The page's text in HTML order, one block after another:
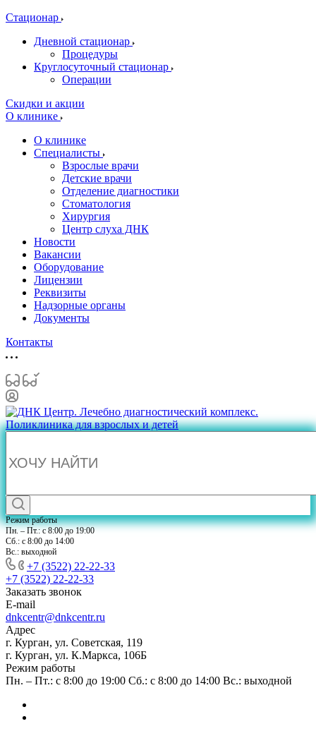
Стационар
Дневной стационар
Процедуры
Круглосуточный стационар
Операции
Скидки и акции
О клинике
О клинике
Специалисты
Взрослые врачи
Детские врачи
Отделение диагностики
Стоматология
Хирургия
Центр слуха ДНК
Новости
Вакансии
Оборудование
Лицензии
Реквизиты
Надзорные органы
Документы
Контакты
Режим работы
Пн. – Пт.: с 8:00 до 19:00
Сб.: с 8:00 до 14:00
Вс.: выходной
+7 (3522) 22-22-33
+7 (3522) 22-22-33
Заказать звонок
E-mail
dnkcentr@dnkcentr.ru
Адрес
г. Курган, ул. Советская, 119
г. Курган, ул. К.Маркса, 106Б
Режим работы
Пн. – Пт.: с 8:00 до 19:00 Сб.: с 8:00 до 14:00 Вс.: выходной